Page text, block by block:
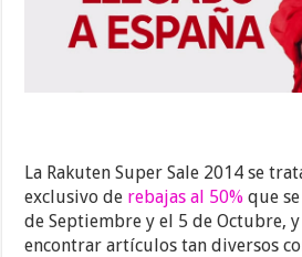
La Rakuten Super Sale 2014 se
exclusivo de rebajas al 50% que
de Septiembre y el 5 de Octubre,
encontrar artículos tan diversos